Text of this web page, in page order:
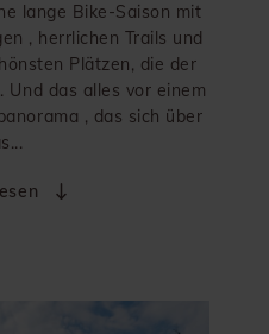
lange Bike-Saison mit
, herrlichen Trails und
Plätzen, die der
das alles vor einem
, das sich über